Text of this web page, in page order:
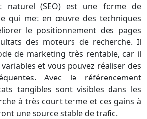
naturel (SEO) est une forme de
qui met en œuvre des techniques
le positionnement des pages
des moteurs de recherche. Il
de marketing très rentable, car il
variables et vous pouvez réaliser des
Avec le référencement
tangibles sont visibles dans les
à très court terme et ces gains à
une source stable de trafic.